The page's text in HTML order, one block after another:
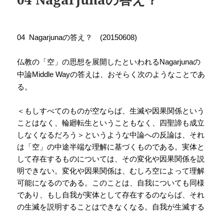
04 Nagarjunaの答え？ (20150608)
仏教の「空」の思想を展開したといわれるNagarjunaの
中論Middle Wayの答えは、おそらく次のようなことであ
る。
＜もしすべてのものが空ならば、生滅や因果関係という
ことはなく、輪廻転生ということもなく、四聖諦も成立
しなくなるだろう＞というような中論への反論は、それ
は「空」の中途半端な理解に基づくものである。実体と
して存在するものについては、その変化や因果関係を説
明できない。変化や因果関係は、むしろ空によって理解
可能になるのである。このことは、自我についても同様
であり、もし自我が実体として存在するのならば、それ
の生滅を説明することはできなくなる。自我が生滅する